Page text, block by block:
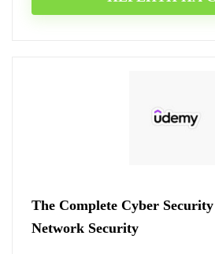
The Complete Cyber
Network Security